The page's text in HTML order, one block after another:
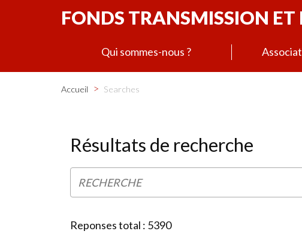
FONDS TRANSMISSION ET
Qui sommes-nous ?
Accueil > Searches
Résultats de recherche
Reponses total : 5390